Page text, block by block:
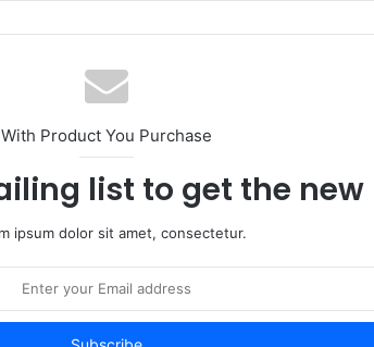
With Product You Purchase
list to get the
ipsum dolor sit amet, consectetur.